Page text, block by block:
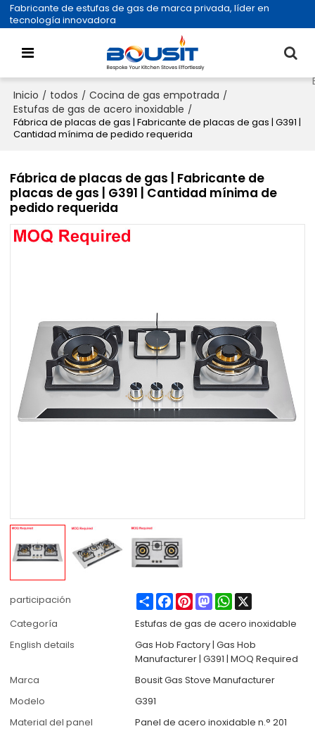
Fabricante de estufas de gas de marca privada, líder en
tecnología innovadora
Inicio / todos / Cocina de gas empotrada /
Estufas de gas de acero inoxidable /
Fábrica de placas de gas | Fabricante de placas de gas | G391 |
Cantidad mínima de pedido requerida
Fábrica de placas de gas | Fabricante de
placas de gas | G391 | Cantidad mínima de
pedido requerida
participación ShareFacebook
PinterestMastodonWhatsApp
Categoría
Estufas de gas de acero inoxidable
English details
Gas Hob Factory | Gas Hob
Manufacturer | G391 | MOQ Required
Marca
Bousit Gas Stove Manufacturer
Modelo
G391
Material del panel
Panel de acero inoxidable n.° 201